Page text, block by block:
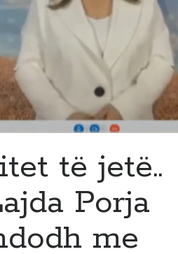
të jetë..
Porja
me